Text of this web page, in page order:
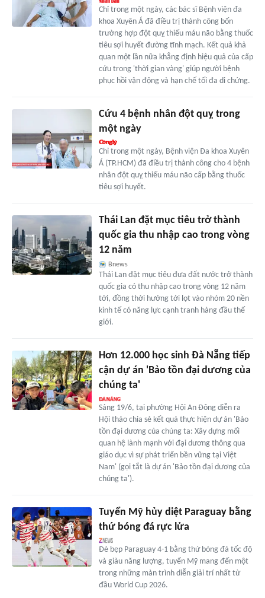
Chỉ trong một ngày, các bác sĩ Bệnh viện đa
khoa Xuyên Á đã điều trị thành công bốn
trường hợp đột quỵ thiếu máu não bằng thuốc
tiêu sợi huyết đường tĩnh mạch. Kết quả khả
quan một lần nữa khẳng định hiệu quả của cấp
cứu trong 'thời gian vàng' giúp người bệnh
phục hồi vận động và hạn chế tối đa di chứng.
Cứu 4 bệnh nhân đột quỵ trong
một ngày
Chỉ trong một ngày, Bệnh viện Đa khoa Xuyên
Á (TP.HCM) đã điều trị thành công cho 4 bệnh
nhân đột quỵ thiếu máu não cấp bằng thuốc
tiêu sợi huyết.
Thái Lan đặt mục tiêu trở thành
quốc gia thu nhập cao trong vòng
12 năm
Bnews
Thái Lan đặt mục tiêu đưa đất nước trở thành
quốc gia có thu nhập cao trong vòng 12 năm
tới, đồng thời hướng tới lọt vào nhóm 20 nền
kinh tế có năng lực cạnh tranh hàng đầu thế
giới.
Hơn 12.000 học sinh Đà Nẵng tiếp
cận dự án 'Bảo tồn đại dương của
chúng ta'
Sáng 19/6, tại phường Hội An Đông diễn ra
Hội thảo chia sẻ kết quả thực hiện dự án 'Bảo
tồn đại dương của chúng ta: Xây dựng mối
quan hệ lành mạnh với đại dương thông qua
giáo dục vì sự phát triển bền vững tại Việt
Nam' (gọi tắt là dự án 'Bảo tồn đại dương của
chúng ta').
Tuyển Mỹ hủy diệt Paraguay bằng
thứ bóng đá rực lửa
Đè bẹp Paraguay 4-1 bằng thứ bóng đá tốc độ
và giàu năng lượng, tuyển Mỹ mang đến một
trong những màn trình diễn giải trí nhất từ
đầu World Cup 2026.